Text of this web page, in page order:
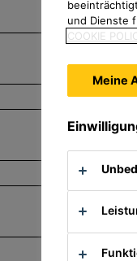
und Dienste
COOKIE
Meine